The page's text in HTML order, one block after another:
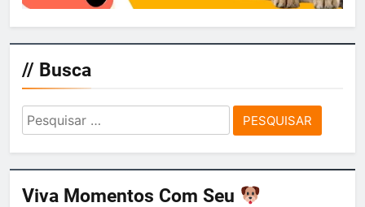
// Busca
Pesquisar
por:
Viva Momentos Com Seu